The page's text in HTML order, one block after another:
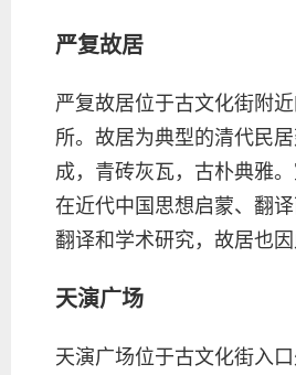
严复故居
严复故居位于古文化街附
所。故居为典型的清代民
成，青砖灰瓦，古朴典雅
在近代中国思想启蒙、翻
翻译和学术研究，故居也
天演广场
天演广场位于古文化街入